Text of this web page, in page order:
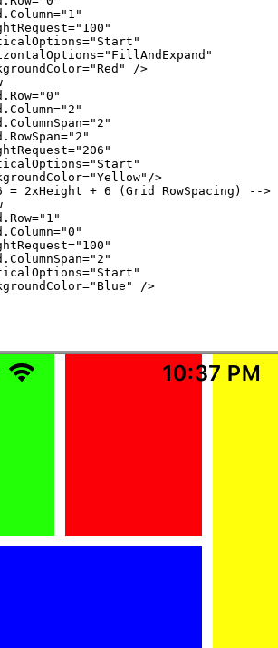
/>
>
= 2xHeight + 6 (Grid RowSpacing) -->
/>